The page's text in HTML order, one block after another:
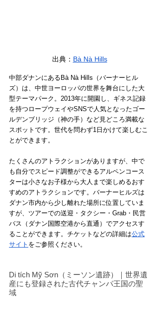
出典： Bà Nà Hills
中部ダナンにあるBà Nà Hills（バーナーヒル
ズ）は、中世ヨーロッパの世界を舞台にした大
型テーマパーク。2013年に開園し、ギネス記録
を持つロープウェイやSNSで人気となったゴー
ルデンブリッジ（神の手）など見どころ満載な
スポットです。世代を問わず1日かけて楽しむこ
とができます。
たくさんのアトラクションがありますが、中で
も自分でスピード調整ができるアルペンコース
ターは小さなお子様から大人まで楽しめるおす
すめのアトラクションです。バーナーヒルズは
ダナン市内から少し離れた場所に位置していま
すが、ツアーでの送迎・タクシー・Grab・民営
バス（ダナン国際空港から直通）でアクセスす
ることができます。チケットなどの詳細は公式
サイト をご参照ください。
Di tích Mỹ Sơn（ミーソン遺跡）｜世界遺
産にも登録された古代チャンパ王国の聖
域